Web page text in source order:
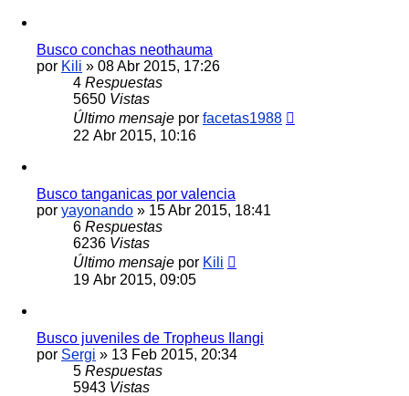
Busco conchas neothauma
por Kili » 08 Abr 2015, 17:26
4 Respuestas
5650 Vistas
Último mensaje por facetas1988
22 Abr 2015, 10:16
Busco tanganicas por valencia
por yayonando » 15 Abr 2015, 18:41
6 Respuestas
6236 Vistas
Último mensaje por Kili
19 Abr 2015, 09:05
Busco juveniles de Tropheus Ilangi
por Sergi » 13 Feb 2015, 20:34
5 Respuestas
5943 Vistas